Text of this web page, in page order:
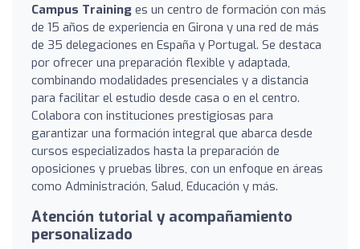
Campus Training es un centro de formación con más
de 15 años de experiencia en Girona y una red de más
de 35 delegaciones en España y Portugal. Se destaca
por ofrecer una preparación flexible y adaptada,
combinando modalidades presenciales y a distancia
para facilitar el estudio desde casa o en el centro.
Colabora con instituciones prestigiosas para
garantizar una formación integral que abarca desde
cursos especializados hasta la preparación de
oposiciones y pruebas libres, con un enfoque en áreas
como Administración, Salud, Educación y más.
Atención tutorial y acompañamiento
personalizado